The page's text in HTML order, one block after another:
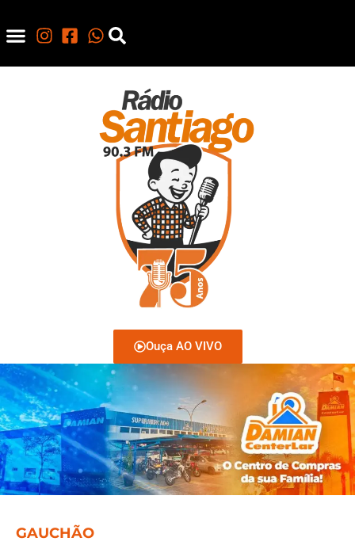
Ouça AO VIVO
GAUCHÃO